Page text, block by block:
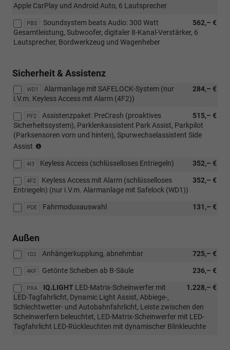
Apple CarPlay und Android Auto, 6 Lautsprecher
PBS 562,– €
Soundsystem beats Audio: 300 Watt
Gesamtleistung, Subwoofer, digitaler 8-Kanal-Verstärker, 6
Lautsprecher, Bordwerkzeug und Wagenheber
Sicherheit & Assistenz
WD1 284,– €
Alarmanlage mit SAFELOCK-System (nur
i.V.m. Keyless Access mit Alarm (4F2))
PF2 515,– €
Assistenzpaket: PreCrash (proaktives
Sicherheitssystem), Parklenkassistent Park Assist, Parkpilot
(Parksensoren vorn und hinten), Spurwechselassistent Side
Assist
ermöglicht
teilweises
Einparken
ohne
vor
Spurwechseln,
LED-
Anzeige
im
Außenspiegel
zeigt
4I3 352,– €
Keyless Access (schlüsselloses Entriegeln)
4F2 352,– €
Keyless Access mit Alarm (schlüsselloses
Entriegeln) (nur i.V.m. Alarmanlage mit Safelock (WD1))
PDE 131,– €
Fahrmodusauswahl
Außen
1D2 725,– €
Anhängerkupplung, abnehmbar
4KF 236,– €
Getönte Scheiben ab B-Säule
PXA 1.228,– €
IQ.LIGHT LED-Matrix-Scheinwerfer mit
LED-Tagfahrlicht, Dynamic Light Assist, Abbiege-,
Schlechtwetter- und Autobahnfahrlicht, Leiste zwischen den
Scheinwerfern beleuchtet, LED-Matrix-Scheinwerfer mit LED-
Tagfahrlicht LED-Rückleuchten mit dynamischer Blinkleuchte